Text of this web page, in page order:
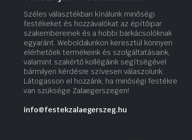
Széles választékban kínálunk minőségi
festékeket és hozzávalókat az építőipar
szakembereinek és a hobbi barkácsolóknak
egyaránt. Weboldalunkon keresztül könnyen
elérhetőek termékeink és szolgáltatásaink,
valamint szakértő kollégáink segítségével
bármilyen kérdésre szívesen válaszolunk.
Látogasson el hozzánk, ha minőségi festékre
van szüksége Zalaegerszegen!.
info@festekzalaegerszeg.hu